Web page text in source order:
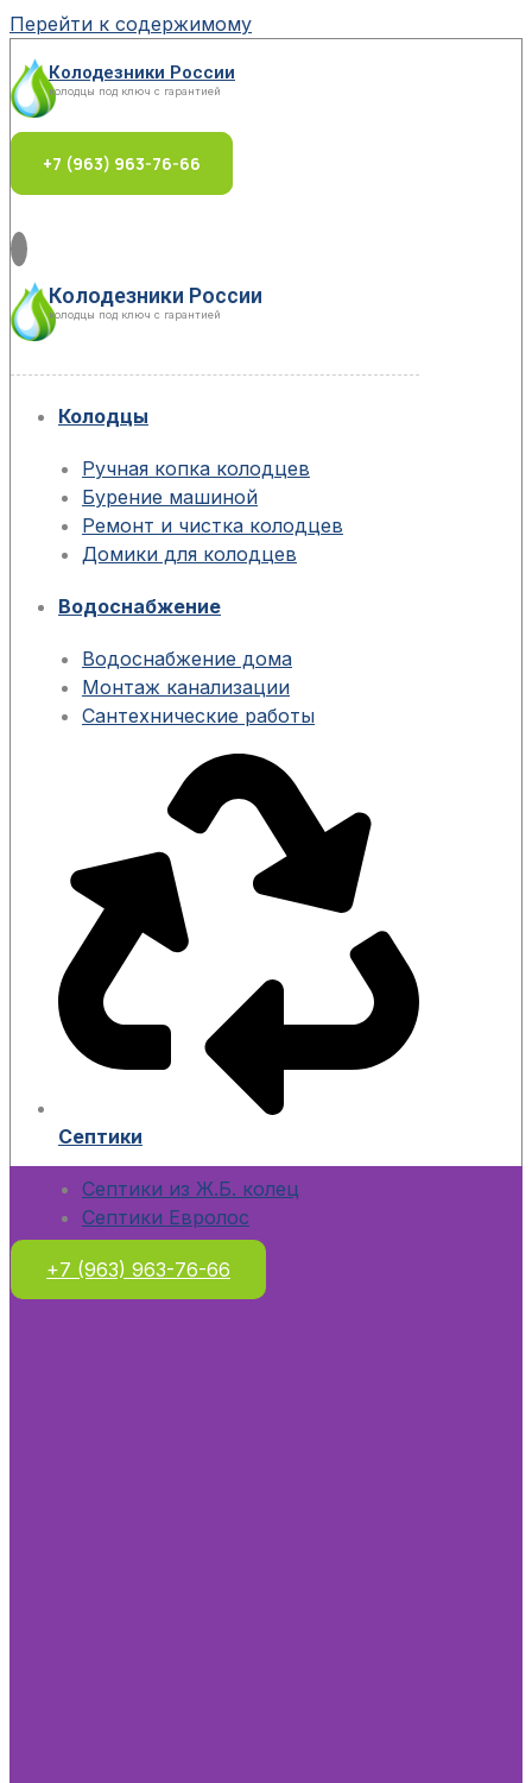
Перейти к содержимому
Колодезники России
колодцы под ключ с гарантией
+7 (963) 963-76-66
Колодезники России
колодцы под ключ с гарантией
Колодцы
Ручная копка колодцев
Бурение машиной
Ремонт и чистка колодцев
Домики для колодцев
Водоснабжение
Водоснабжение дома
Монтаж канализации
Сантехнические работы
Септики
Септики из Ж.Б. колец
Септики Евролос
+7 (963) 963-76-66